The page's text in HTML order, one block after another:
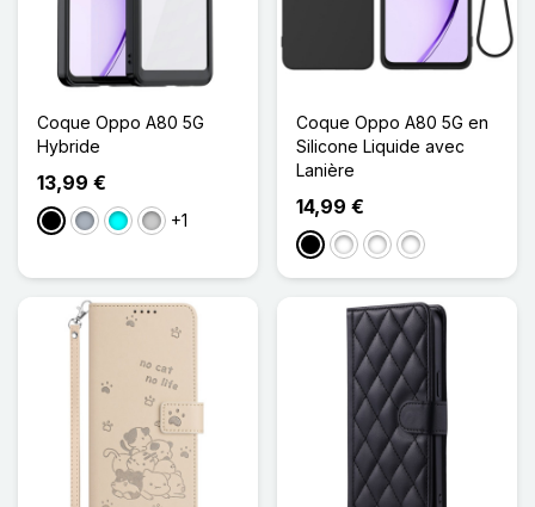
Coque Oppo A80 5G
Hybride
13,99 €
NoirGris CyanTransparent
+1
Coque Oppo A80 5G en
Silicone Liquide avec
Lanière
14,99 €
NoirNoir, Rouge
Noir, VertNoir, Jaune